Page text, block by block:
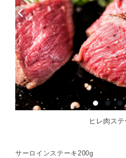
ヒレ肉ステ
サーロインステーキ200g